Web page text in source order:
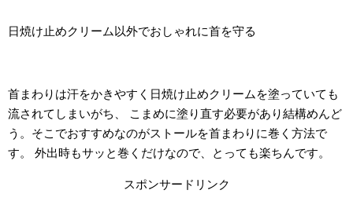
日焼け止めクリーム以外でおしゃれに首を守る
首まわりは汗をかきやすく日焼け止めクリームを塗っていても
流されてしまいがち、 こまめに塗り直す必要があり結構めんど
う。そこでおすすめなのがストールを首まわりに巻く方法で
す。 外出時もサッと巻くだけなので、とっても楽ちんです。
スポンサードリンク